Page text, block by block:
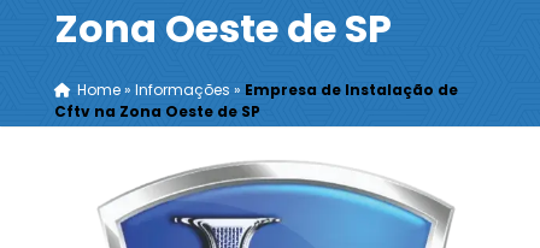
Zona Oeste de SP
Home» Informações » Empresa de Instalação de
Cftv na Zona Oeste de SP